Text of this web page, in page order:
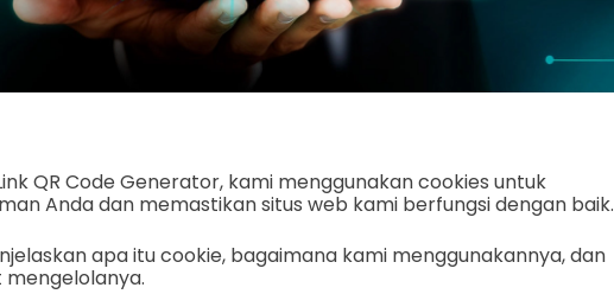
Link QR Code Generator, kami menggunakan cookies untuk
Anda dan memastikan situs web kami berfungsi dengan baik.
apa itu cookie, bagaimana kami menggunakannya, dan